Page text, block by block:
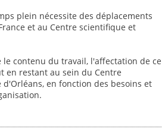
plein nécessite des déplacements
et au Centre scientifique et
le contenu du travail, l'affectation de ce
en restant au sein du Centre
en fonction des besoins et